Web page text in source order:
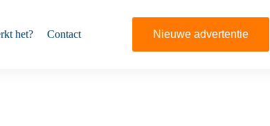
het? Contact Nieuwe advertentie